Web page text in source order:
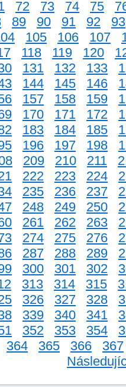
72 73 74 75
89 90 91 92
93
105 106 107
118 119 120
131 132 133
144 145 146
157 158 159
170 171 172
183 184 185
196 197 198
209 210 211
222 223 224
235 236 237
248 249 250
261 262 263
274 275 276
287 288 289
300 301 302
313 314 315
326 327 328
339 340 341
352 353 354
364 365 366
367